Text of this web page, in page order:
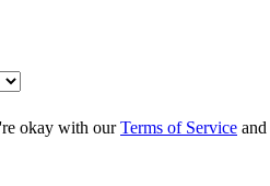
okay with ourTerms of Service and